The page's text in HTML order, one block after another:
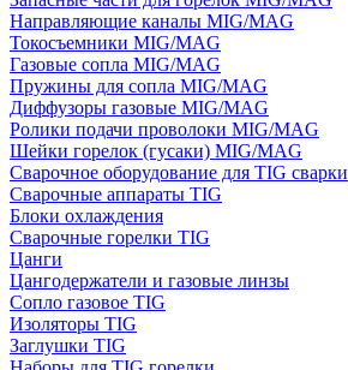
Направляющие каналы MIG/MAG
Токосъемники MIG/MAG
Газовые сопла MIG/MAG
Пружины для сопла MIG/MAG
Диффузоры газовые MIG/MAG
Ролики подачи проволоки MIG/MAG
Шейки горелок (гусаки) MIG/MAG
Сварочное оборудование для TIG сварки
Сварочные аппараты TIG
Блоки охлаждения
Сварочные горелки TIG
Цанги
Цангодержатели и газовые линзы
Сопло газовое TIG
Изоляторы TIG
Заглушки TIG